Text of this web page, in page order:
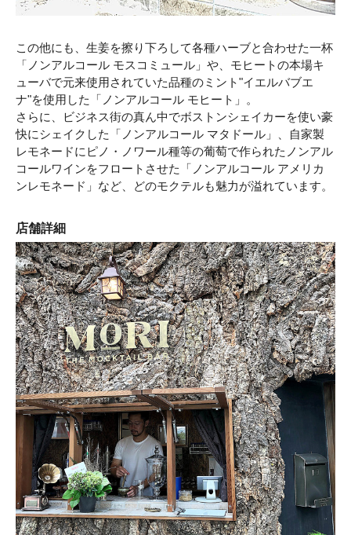
この他にも、生姜を擦り下ろして各種ハーブと合わせた一杯
「ノンアルコール モスコミュール」や、モヒートの本場キ
ューバで元来使用されていた品種のミント"イエルバブエ
ナ"を使用した「ノンアルコール モヒート」。
さらに、ビジネス街の真ん中でボストンシェイカーを使い豪
快にシェイクした「ノンアルコール マタドール」、自家製
レモネードにピノ・ノワール種等の葡萄で作られたノンアル
コールワインをフロートさせた「ノンアルコール アメリカ
ンレモネード」など、どのモクテルも魅力が溢れています。
店舗詳細